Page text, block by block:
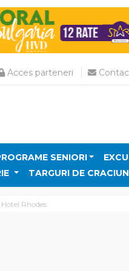
Acces parteneri
SENIORI
TARGURI DE CRACIUN
Rhodes